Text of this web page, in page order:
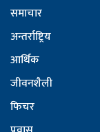
समाचार
अन्तर्राष्ट्रिय
आर्थिक
जीवनशैली
फिचर